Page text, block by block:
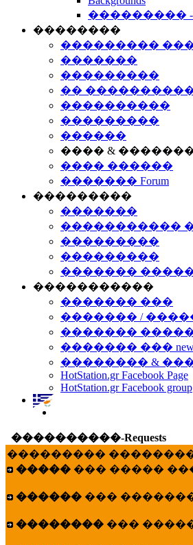
���������
��������
���������
�������
���������
��
����������
���������
������
���� &
���� ������
������� Forum
���������
�������
�����������
���������
���������
�������
�����������
������� ���
������� /
�������
������� ���
�������� &
HotStation.gr Facebook Page
HotStation.gr Facebook group
����������-Requests
���������
����� ��� �����
������ ���
�������� ���